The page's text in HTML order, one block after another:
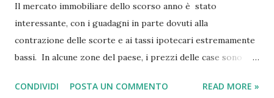
Il mercato immobiliare dello scorso anno è stato
interessante, con i guadagni in parte dovuti alla
contrazione delle scorte e ai tassi ipotecari estremamente
bassi. In alcune zone del paese, i prezzi delle case sono
le grandi città costiere a vedere una crescita enorme. Un
CONDIVIDI POSTA UN COMMENTO READ MORE »